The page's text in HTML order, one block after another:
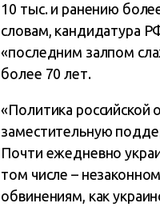
10 тыс. и ранению
словам, кандидатура
«последним залпом
более 70 лет.
«Политика
заместительную
Почти ежедневно
том числе –
обвинениям, как